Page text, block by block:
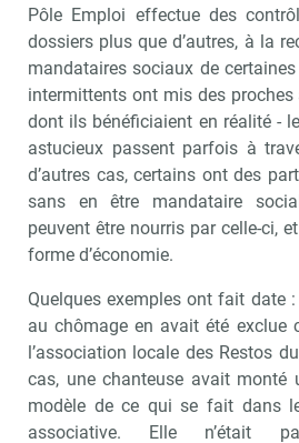
Pôle Emploi effectue des
dossiers plus que d’autres, à la
mandataires sociaux de
intermittents ont mis des
dont ils bénéficiaient en réalité -
astucieux passent parfois à
d’autres cas, certains ont des
sans en être mandataire
peuvent être nourris par celle-ci,
forme d’économie.
Quelques exemples ont fait date
au chômage en avait été exclue
l’association locale des Restos
cas, une chanteuse avait monté
modèle de ce qui se fait dans
associative. Elle n’était